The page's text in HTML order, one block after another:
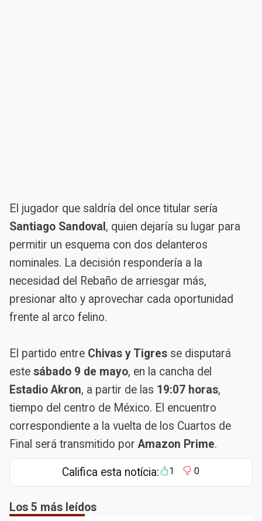
El jugador que saldría del once titular sería
Santiago Sandoval, quien dejaría su lugar para
permitir un esquema con dos delanteros
nominales. La decisión respondería a la
necesidad del Rebaño de arriesgar más,
presionar alto y aprovechar cada oportunidad
frente al arco felino.
El partido entre Chivas y Tigres se disputará
este sábado 9 de mayo, en la cancha del
Estadio Akron, a partir de las 19:07 horas,
tiempo del centro de México. El encuentro
correspondiente a la vuelta de los Cuartos de
Final será transmitido por Amazon Prime.
Califica esta notícia: 1 0
Los 5 más leídos